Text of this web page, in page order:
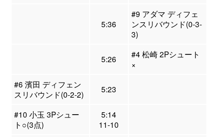
5:36
#9 アダマ ディフェ
ンスリバウンド(0-3-
3)
5:26
#4 松崎 2Pシュート
×
#6 濱田 ディフェン
スリバウンド(0-2-2)
5:23
#10 小玉 3Pシュー
ト○(3点)
5:14
11-10